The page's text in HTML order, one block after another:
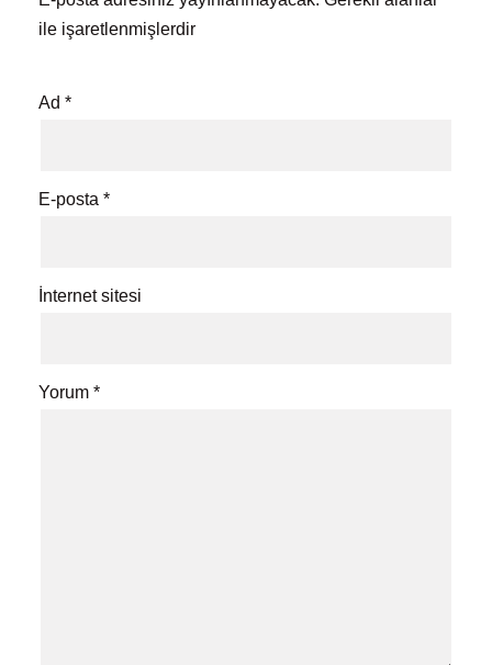
ile işaretlenmişlerdir
Ad *
E-posta *
İnternet sitesi
Yorum *